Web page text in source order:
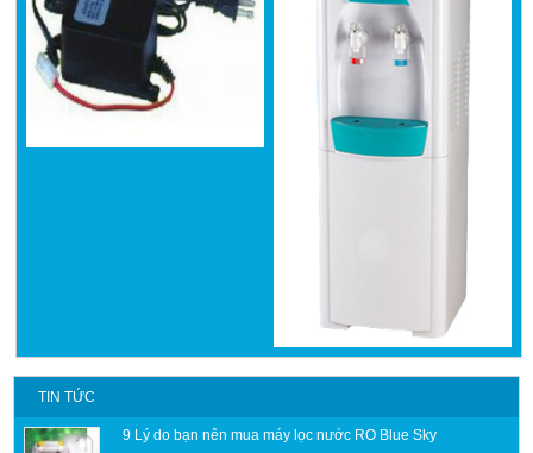
TIN TỨC
9 Lý do bạn nên mua máy lọc nước RO Blue Sky